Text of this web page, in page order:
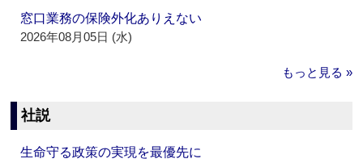
窓口業務の保険外化ありえない
2026年08月05日 (水)
もっと見る »
社説
生命守る政策の実現を最優先に